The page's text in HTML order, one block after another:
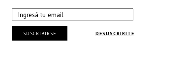
DESUSCRIBITE
SUSCRIBIRSE